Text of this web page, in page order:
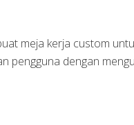
meja kerja custom
pengguna dengan